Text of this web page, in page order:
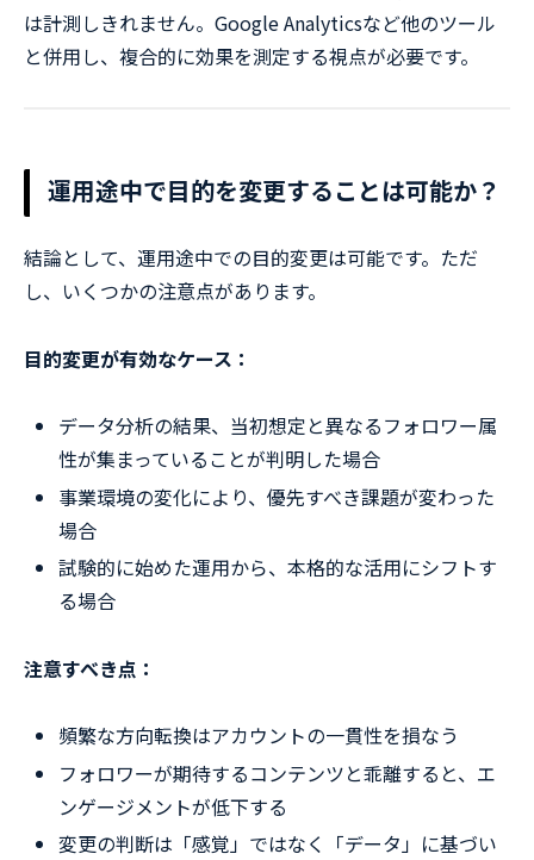
は計測しきれません。Google Analyticsなど他のツール
と併用し、複合的に効果を測定する視点が必要です。
運用途中で目的を変更することは可能か？
結論として、運用途中での目的変更は可能です。ただ
し、いくつかの注意点があります。
目的変更が有効なケース：
データ分析の結果、当初想定と異なるフォロワー属
性が集まっていることが判明した場合
事業環境の変化により、優先すべき課題が変わった
場合
試験的に始めた運用から、本格的な活用にシフトす
る場合
注意すべき点：
頻繁な方向転換はアカウントの一貫性を損なう
フォロワーが期待するコンテンツと乖離すると、エ
ンゲージメントが低下する
変更の判断は「感覚」ではなく「データ」に基づい